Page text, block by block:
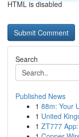
HTML is disabled
Search
Published News
1 88m: Your
1 United
1 ZT777